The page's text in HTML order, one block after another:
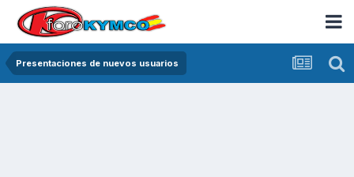
Presentaciones de nuevos usuarios